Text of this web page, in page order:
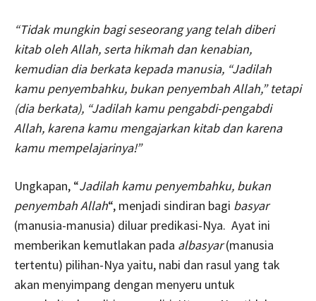
“Tidak mungkin bagi seseorang yang telah diberi
kitab oleh Allah, serta hikmah dan kenabian,
kemudian dia berkata kepada manusia, “Jadilah
kamu penyembahku, bukan penyembah Allah,” tetapi
(dia berkata), “Jadilah kamu pengabdi-pengabdi
Allah, karena kamu mengajarkan kitab dan karena
kamu mempelajarinya!”
Ungkapan, “Jadilah kamu penyembahku, bukan
penyembah Allah“, menjadi sindiran bagi basyar
(manusia-manusia) diluar predikasi-Nya. Ayat ini
memberikan kemutlakan pada albasyar(manusia
tertentu) pilihan-Nya yaitu, nabi dan rasul yang tak
akan menyimpang dengan menyeru untuk